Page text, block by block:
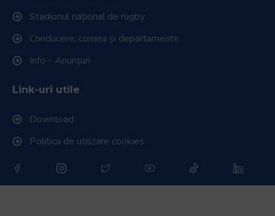
Stadionul național de rugby
Conducere, comisii și departamente
Info - Anunțuri
Link-uri utile
Download
Politica de utilizare cookies